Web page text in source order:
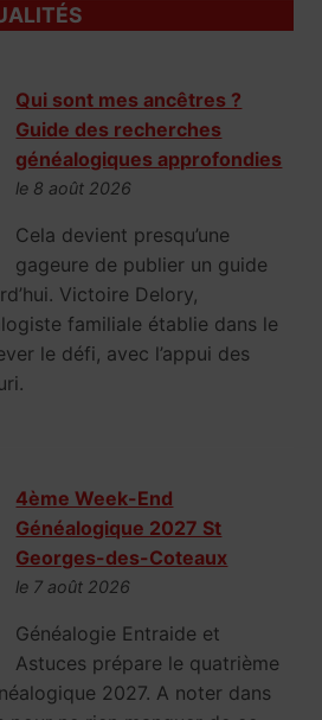
Qui sont mes ancêtres ?
Guide des recherches
généalogiques approfondies
le 8 août 2026
Cela devient presqu’une
gageure de publier un guide
Victoire Delory,
familiale établie dans le
le défi, avec l’appui des
4ème Week-End
Généalogique 2027 St
Georges-des-Coteaux
le 7 août 2026
Généalogie Entraide et
Astuces prépare le quatrième
2027. A noter dans